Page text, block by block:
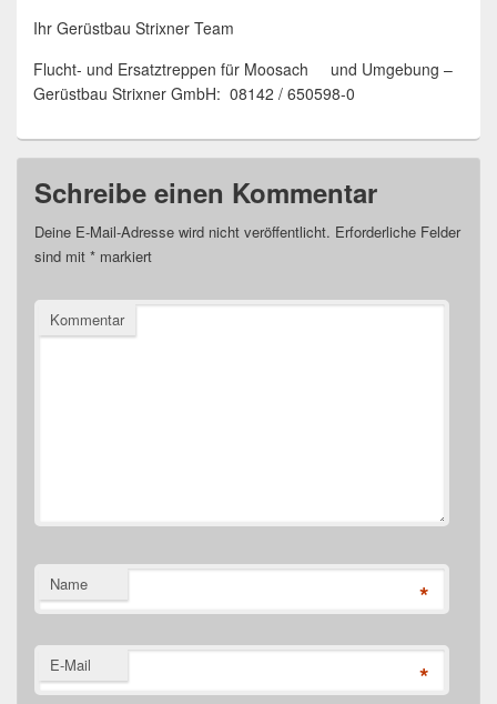
Ihr Gerüstbau Strixner Team
Flucht- und Ersatztreppen für Moosach und Umgebung –
Gerüstbau Strixner GmbH: 08142 / 650598-0
Schreibe einen Kommentar
Deine E-Mail-Adresse wird nicht veröffentlicht. Erforderliche Felder
sind mit * markiert
Kommentar
Name *
E-Mail *